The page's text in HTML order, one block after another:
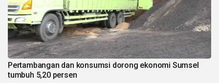
Pertambangan dan konsumsi dorong ekonomi Sumsel
tumbuh 5,20 persen